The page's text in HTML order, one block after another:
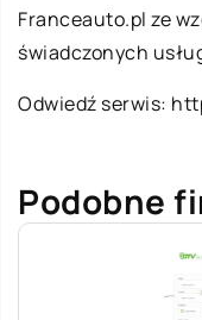
Franceauto.pl ze
świadczonych
Odwiedź serwis:
Podobne